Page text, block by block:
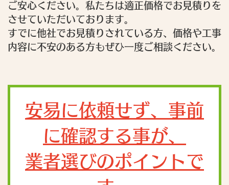
ご安心ください。私たちは適正価格でお見積りを
させていただいております。
すでに他社でお見積りされている方、価格や工事
内容に不安のある方もぜひ一度ご相談ください。
安易に依頼せず、事前
に確認する事が、
業者選びのポイントで